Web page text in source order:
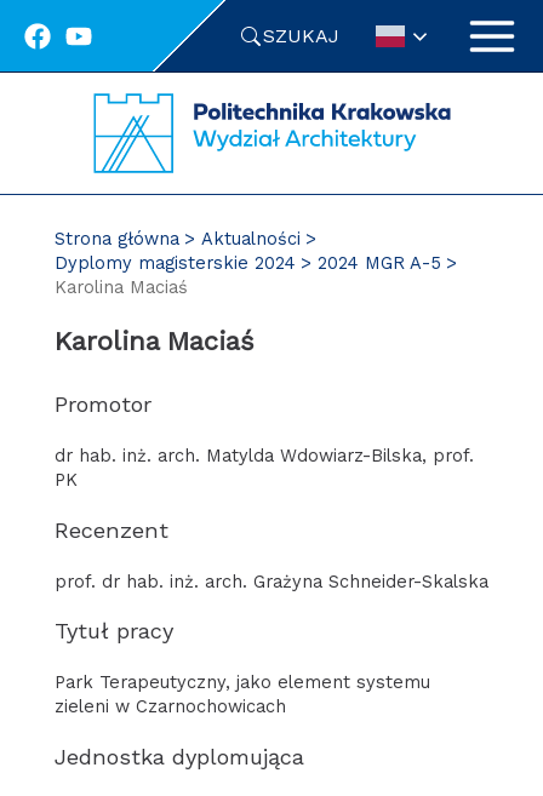
SZUKAJ
Strona główna
Aktualności
Dyplomy magisterskie 2024
2024 MGR A-5
Karolina Maciaś
Karolina Maciaś
Promotor
dr hab. inż. arch. Matylda Wdowiarz-Bilska, prof.
PK
Recenzent
prof. dr hab. inż. arch. Grażyna Schneider-Skalska
Tytuł pracy
Park Terapeutyczny, jako element systemu
zieleni w Czarnochowicach
Jednostka dyplomująca